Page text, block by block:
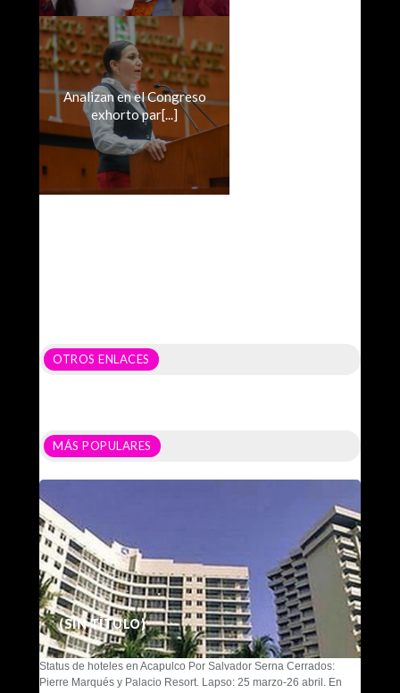
Analizan en el Congreso
exhorto par[...]
OTROS ENLACES
MÁS POPULARES
(SIN TÍTULO)
Status de hoteles en Acapulco Por Salvador Serna Cerrados:
Pierre Marqués y Palacio Resort. Lapso: 25 marzo-26 abril. En